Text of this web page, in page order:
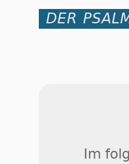
DER
Im